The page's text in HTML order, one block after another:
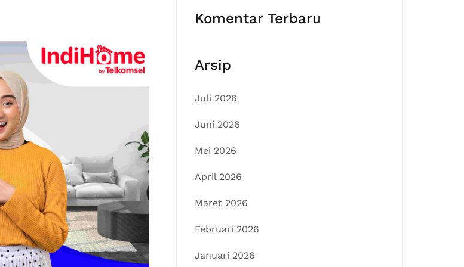
Komentar Terbaru
Arsip
Juli 2026
Juni 2026
Mei 2026
April 2026
Maret 2026
Februari 2026
Januari 2026